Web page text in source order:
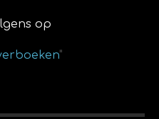
op
"